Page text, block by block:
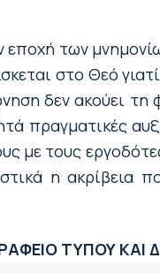
εποχή των
στο Θεό γιατί
δεν ακούει τη
πραγματικές
με τους
η ακρίβεια
ΤΥΠΟΥ ΚΑΙ